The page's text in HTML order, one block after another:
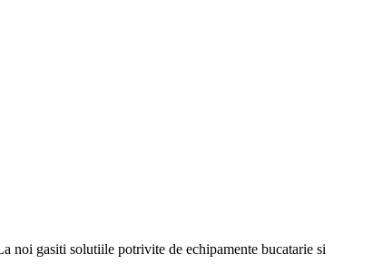
noi gasiti solutiile potrivite de echipamente bucatarie si